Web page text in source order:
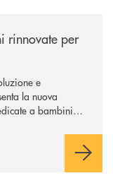
rinnovate per
e
la nuova
a bambini e
il denaro, sempre